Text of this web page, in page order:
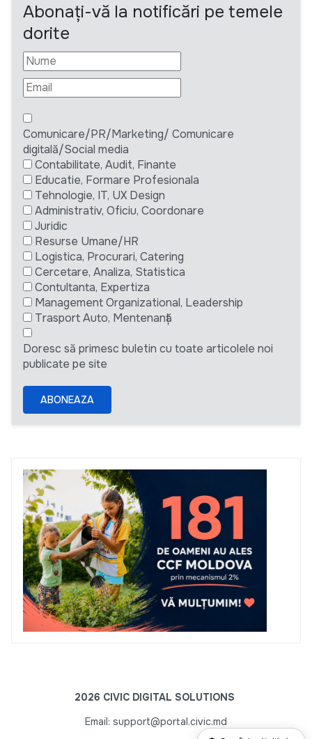
Abonați-vă la notificări pe temele
dorite
Comunicare/PR/Marketing/ Comunicare
digitală/Social media
Contabilitate, Audit, Finante
Educatie, Formare Profesionala
Tehnologie, IT, UX Design
Administrativ, Oficiu, Coordonare
Juridic
Resurse Umane/HR
Logistica, Procurari, Catering
Cercetare, Analiza, Statistica
Contultanta, Expertiza
Management Organizational, Leadership
Trasport Auto, Mentenanță
Doresc să primesc buletin cu toate articolele noi
publicate pe site
ABONEAZA
2026 CIVIC DIGITAL SOLUTIONS
Email: support@portal.civic.md